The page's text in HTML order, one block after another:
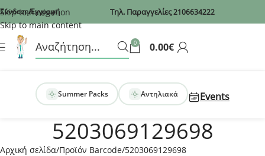
Recaptcha
Skip to navigation
Skip to main content
Σύνδεση/Εγγραφή Τηλ. Παραγγελίες2106634222
0 0.00€
Summer Packs Αντηλιακά Events
5203069129698
Αρχική σελίδα Προϊόν Barcode 5203069129698